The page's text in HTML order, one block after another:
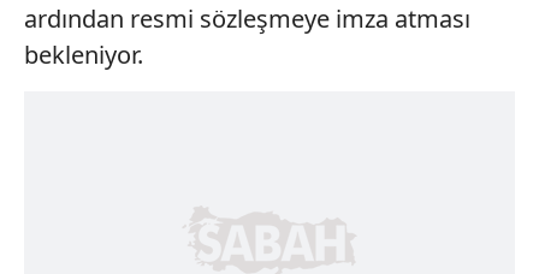
ardından resmi sözleşmeye imza atması
bekleniyor.